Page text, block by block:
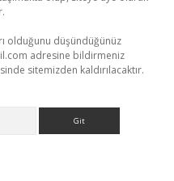
olduğunu düşündüğünüz
adresine bildirmeniz
sitemizden kaldırılacaktır.